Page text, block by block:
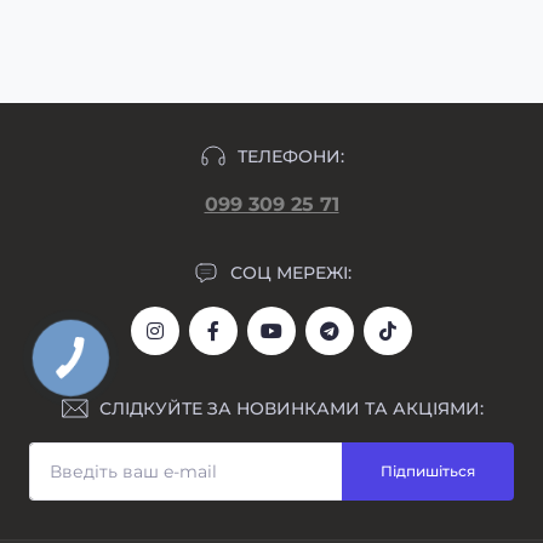
ТЕЛЕФОНИ:
099 309 25 71
СОЦ МЕРЕЖІ:
СЛІДКУЙТЕ ЗА НОВИНКАМИ ТА АКЦІЯМИ:
Підпишіться